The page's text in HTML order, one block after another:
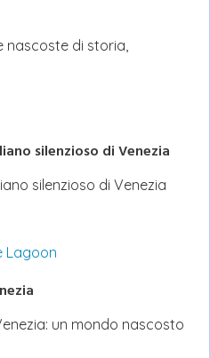
nascoste di storia,
silenzioso di Venezia
silenzioso di Venezia
un mondo nascosto